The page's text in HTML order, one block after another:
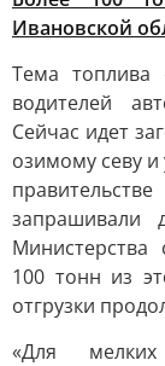
Ивановской
Тема топлива
водителей
Сейчас идет
озимому севу
запрашивали
Министерства
100 тонн из
отгрузки
«Для